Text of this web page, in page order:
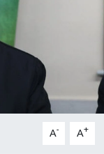
A- A+